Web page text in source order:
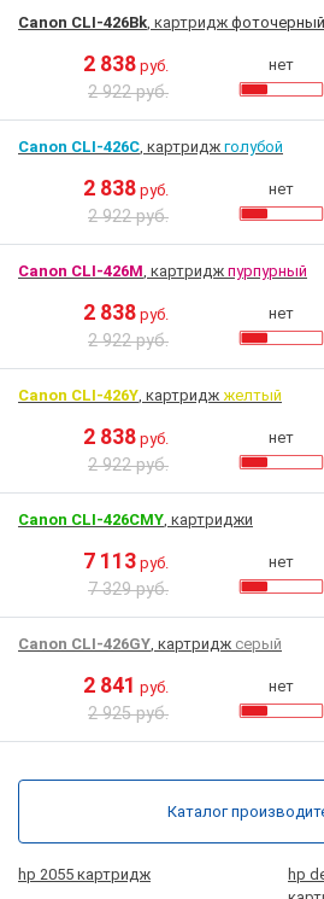
Canon CLI-426Bk, картридж фоточерный
2 838 руб.
2 922 руб.
нет
Canon CLI-426C, картридж голубой
2 838 руб.
2 922 руб.
нет
Canon CLI-426M, картридж пурпурный
2 838 руб.
2 922 руб.
нет
Canon CLI-426Y, картридж желтый
2 838 руб.
2 922 руб.
нет
Canon CLI-426CMY, картриджи
7 113 руб.
7 329 руб.
нет
Canon CLI-426GY, картридж серый
2 841 руб.
2 925 руб.
нет
hp 2055 картридж
hp